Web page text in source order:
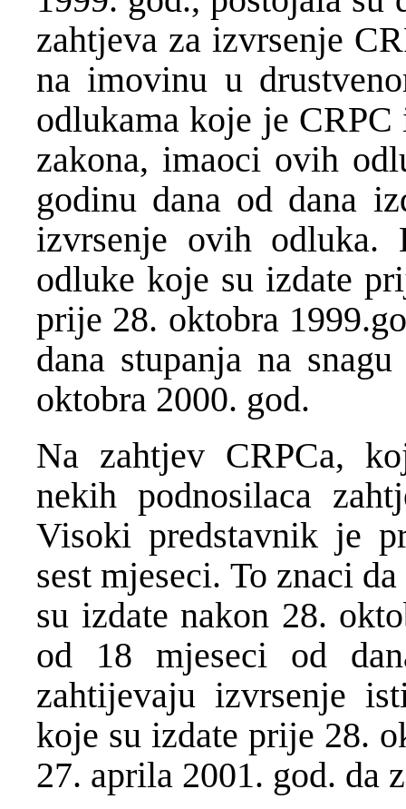
zahtjeva za izvrsenje
na imovinu u
odlukama koje je CRPC
zakona, imaoci ovih
godinu dana od dana
izvrsenje ovih odluka.
odluke koje su izdate
prije 28. oktobra
dana stupanja na
oktobra 2000. god.
Na zahtjev CRPCa,
nekih podnosilaca
Visoki predstavnik je
sest mjeseci. To znaci
su izdate nakon 28.
od 18 mjeseci od
zahtijevaju izvrsenje
koje su izdate prije 28.
27. aprila 2001. god. da